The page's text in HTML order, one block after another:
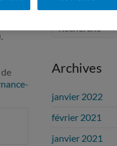
Archives
janvier 2022
février 2021
janvier 2021